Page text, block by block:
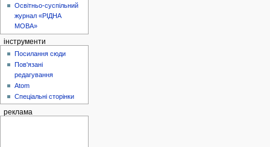
Освітньо-суспільний
журнал «РІДНА
МОВА»
інструменти
Посилання сюди
Пов'язані
редагування
Atom
Спеціальні сторінки
реклама